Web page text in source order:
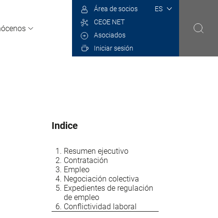
Select
Área de socios
CEOE NET
Asociados
Iniciar sesión
Indice
Resumen ejecutivo
Contratación
Empleo
Negociación colectiva
Expedientes de regulación
de empleo
Conflictividad laboral